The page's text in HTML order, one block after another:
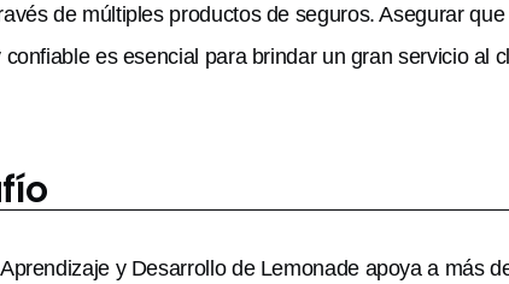
de múltiples productos de seguros. Asegurar
confiable es esencial para brindar un gran servicio al
y Desarrollo de Lemonade apoya a más